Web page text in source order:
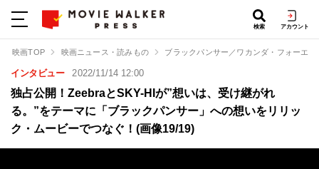
検索 アカウント
映画TOP 映画ニュース・読みもの ブラックパンサー／ワカンダ・フォーエバ
インタビュー 2022/11/14 12:00
独占公開！ZeebraとSKY-HIが”想いは、受け継がれ
る。”をテーマに「ブラックパンサー」への想いをリリッ
ク・ムービーでつなぐ！(画像19/19)